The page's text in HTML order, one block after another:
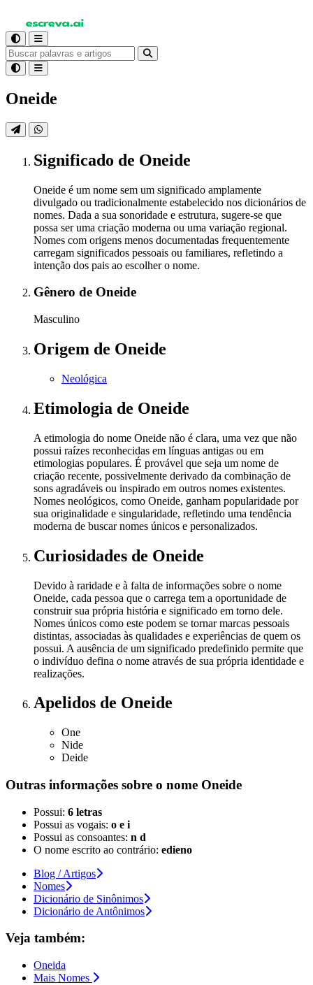
Oneide
Significado de Oneide
Oneide é um nome sem um significado amplamente
divulgado ou tradicionalmente estabelecido nos dicionários de
nomes. Dada a sua sonoridade e estrutura, sugere-se que
possa ser uma criação moderna ou uma variação regional.
Nomes com origens menos documentadas frequentemente
carregam significados pessoais ou familiares, refletindo a
intenção dos pais ao escolher o nome.
Gênero de Oneide
Masculino
Origem de Oneide
Neológica
Etimologia de Oneide
A etimologia do nome Oneide não é clara, uma vez que não
possui raízes reconhecidas em línguas antigas ou em
etimologias populares. É provável que seja um nome de
criação recente, possivelmente derivado da combinação de
sons agradáveis ou inspirado em outros nomes existentes.
Nomes neológicos, como Oneide, ganham popularidade por
sua originalidade e singularidade, refletindo uma tendência
moderna de buscar nomes únicos e personalizados.
Curiosidades de Oneide
Devido à raridade e à falta de informações sobre o nome
Oneide, cada pessoa que o carrega tem a oportunidade de
construir sua própria história e significado em torno dele.
Nomes únicos como este podem se tornar marcas pessoais
distintas, associadas às qualidades e experiências de quem os
possui. A ausência de um significado predefinido permite que
o indivíduo defina o nome através de sua própria identidade e
realizações.
Apelidos de Oneide
One
Nide
Deide
Outras informações sobre o nome Oneide
Possui: 6 letras
Possui as vogais: o e i
Possui as consoantes: n d
O nome escrito ao contrário: edieno
Blog / Artigos
Nomes
Dicionário de Sinônimos
Dicionário de Antônimos
Veja também:
Oneida
Mais Nomes